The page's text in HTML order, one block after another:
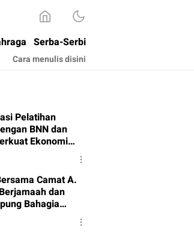
Serba-Serbi
Cara menulis disini
Pelatihan
BNN dan
Ekonomi
Camat A.
dan
Bahagia